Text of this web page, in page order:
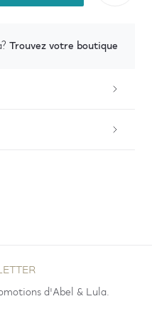
Trouvez votre boutique
d'Abel & Lula.